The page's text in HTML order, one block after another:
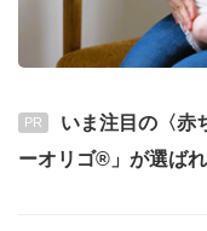
PR
いま注目の〈赤
ーオリゴ®」が選ば